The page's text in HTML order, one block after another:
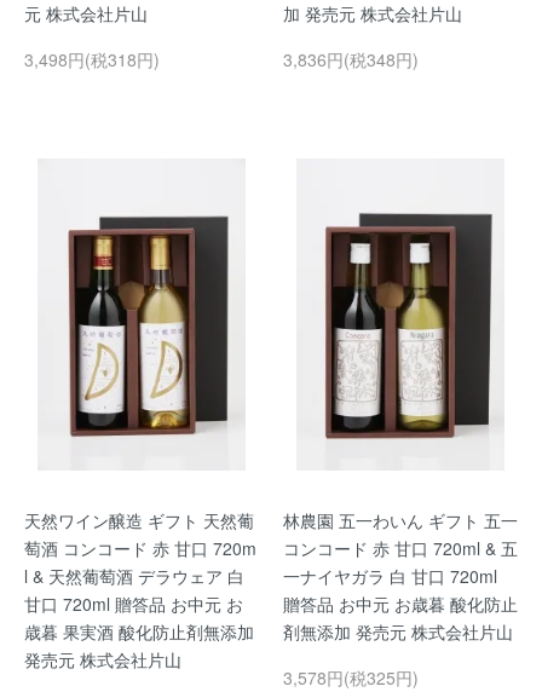
元 株式会社片山
3,498円(税318円)
加 発売元 株式会社片山
3,836円(税348円)
天然ワイン醸造 ギフト 天然葡
萄酒 コンコード 赤 甘口 720m
l & 天然葡萄酒 デラウェア 白
甘口 720ml 贈答品 お中元 お
歳暮 果実酒 酸化防止剤無添加
発売元 株式会社片山
林農園 五一わいん ギフト 五一
コンコード 赤 甘口 720ml & 五
一ナイヤガラ 白 甘口 720ml
贈答品 お中元 お歳暮 酸化防止
剤無添加 発売元 株式会社片山
3,578円(税325円)